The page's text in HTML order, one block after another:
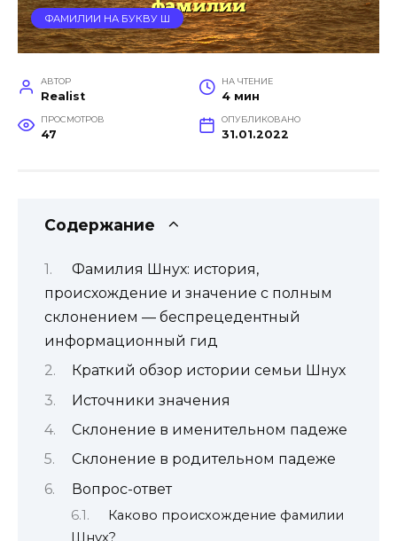
ФАМИЛИИ НА БУКВУ Ш
АВТОР
Realist
НА ЧТЕНИЕ
4 мин
ПРОСМОТРОВ
47
ОПУБЛИКОВАНО
31.01.2022
Содержание
Фамилия Шнух: история,
происхождение и значение с полным
склонением — беспрецедентный
информационный гид
Краткий обзор истории семьи Шнух
Источники значения
Склонение в именительном падеже
Склонение в родительном падеже
Вопрос-ответ
Каково происхождение фамилии
Шнух?